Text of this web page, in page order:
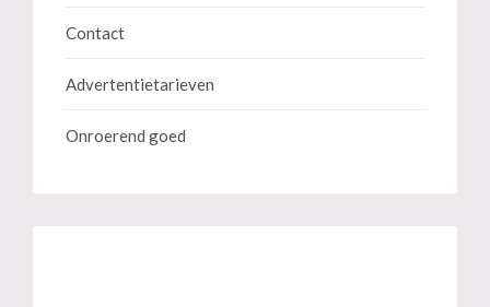
Contact
Advertentietarieven
Onroerend goed